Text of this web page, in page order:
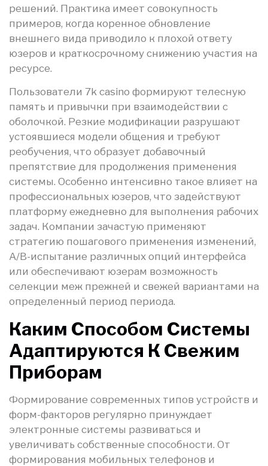
решений. Практика имеет совокупность
примеров, когда коренное обновление
внешнего вида приводило к плохой ответу
юзеров и краткосрочному снижению участия на
ресурсе.
Пользователи 7k casino формируют телесную
память и привычки при взаимодействии с
оболочкой. Резкие модификации разрушают
устоявшиеся модели общения и требуют
реобучения, что образует добавочный
препятствие для продолжения применения
системы. Особенно интенсивно такое влияет на
профессиональных юзеров, что задействуют
платформу ежедневно для выполнения рабочих
задач. Компании зачастую применяют
стратегию пошагового применения изменений,
A/B-испытание различных опций интерфейса
или обеспечивают юзерам возможность
селекции меж прежней и свежей вариантами на
определенный период периода.
Каким Способом Системы
Адаптируются К Свежим
Приборам
Формирование современных типов устройств и
форм-факторов регулярно принуждает
электронные системы развиваться и
увеличивать собственные способности. От
формирования мобильных телефонов и